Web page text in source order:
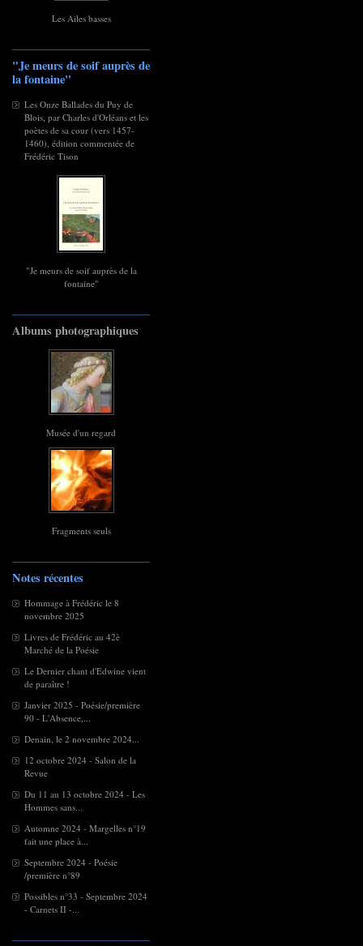
Les Ailes basses
"Je meurs de soif auprès de
la fontaine"
Les Onze Ballades du Puy de
Blois, par Charles d'Orléans et les
poètes de sa cour (vers 1457-
1460), édition commentée de
Frédéric Tison
"Je meurs de soif auprès de la
fontaine"
Albums photographiques
Musée d'un regard
Fragments seuls
Notes récentes
Hommage à Frédéric le 8
novembre 2025
Livres de Frédéric au 42è
Marché de la Poésie
Le Dernier chant d'Edwine vient
de paraître !
Janvier 2025 - Poésie/première
90 - L'Absence,...
Denain, le 2 novembre 2024...
12 octobre 2024 - Salon de la
Revue
Du 11 au 13 octobre 2024 - Les
Hommes sans...
Automne 2024 - Margelles n°19
fait une place à...
Septembre 2024 - Poésie
/première n°89
Possibles n°33 - Septembre 2024
- Carnets II -...